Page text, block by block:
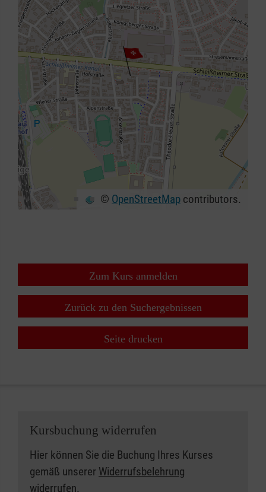
© OpenStreetMap contributors.
Zum Kurs anmelden
Zurück zu den Suchergebnissen
Seite drucken
Kursbuchung widerrufen
Hier können Sie die Buchung Ihres Kurses
gemäß unserer Widerrufsbelehrung
widerrufen.